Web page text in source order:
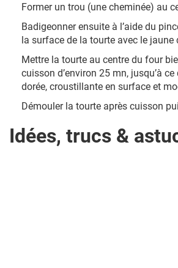
Former un trou (une cheminée) au
Badigeonner ensuite à l’aide du
la surface de la tourte avec le jaune
Mettre la tourte au centre du four
cuisson d’environ 25 mn, jusqu’à
dorée, croustillante en surface et
Démouler la tourte après cuisson
Idées, trucs &